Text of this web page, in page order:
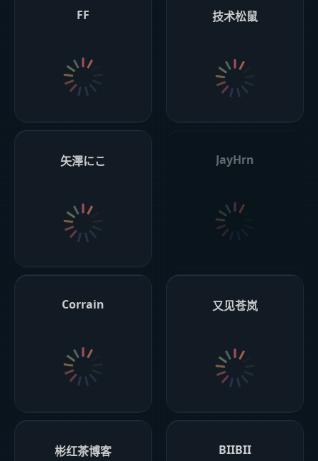
FF 技术松鼠
矢澤にこ JayHrn
Corrain 又见苍岚
彬红茶博客 BIIBII